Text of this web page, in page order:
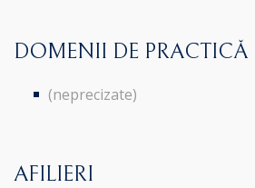
DOMENII DE PRACTICĂ
(neprecizate)
AFILIERI